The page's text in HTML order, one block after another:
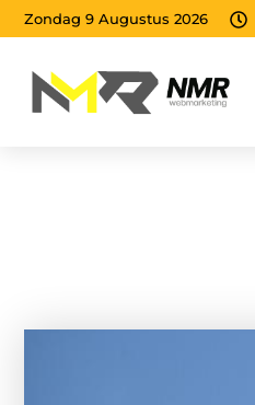
Zondag 9 Augustus 2026